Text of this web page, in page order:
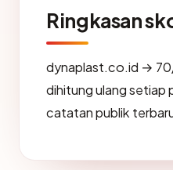
Ringkasan
dynaplast.co.id →
dihitung ulang setiap
catatan publik